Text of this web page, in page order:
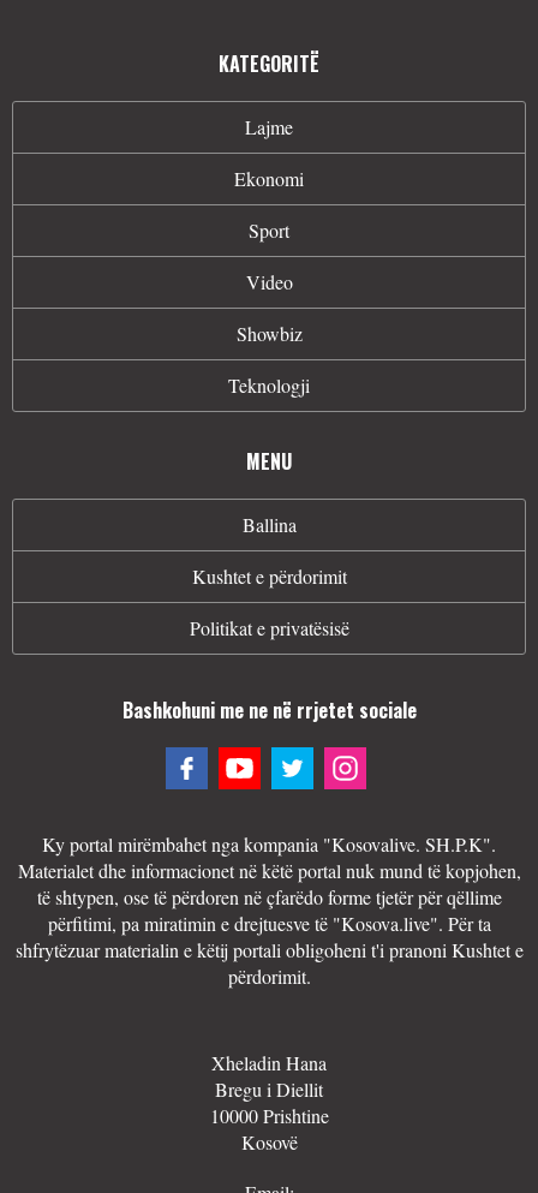
KATEGORITË
Lajme
Ekonomi
Sport
Video
Showbiz
Teknologji
MENU
Ballina
Kushtet e përdorimit
Politikat e privatësisë
Bashkohuni me ne në rrjetet sociale
Ky portal mirëmbahet nga kompania "Kosovalive. SH.P.K".
Materialet dhe informacionet në këtë portal nuk mund të kopjohen,
të shtypen, ose të përdoren në çfarëdo forme tjetër për qëllime
përfitimi, pa miratimin e drejtuesve të "Kosova.live". Për ta
shfrytëzuar materialin e këtij portali obligoheni t'i pranoni Kushtet e
përdorimit.
Xheladin Hana
Bregu i Diellit
10000 Prishtine
Kosovë